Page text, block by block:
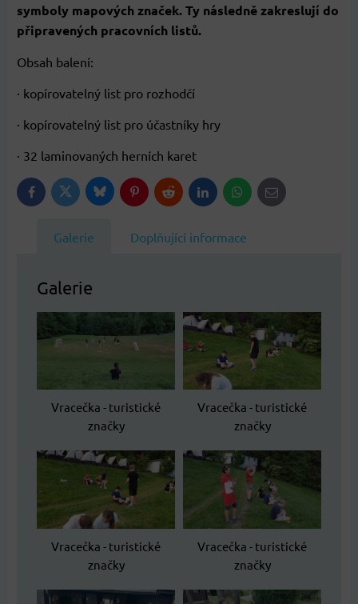
symboly mapových značek. Ty následně zakreslují do
připravených pracovních listů.
Obsah balení:
· kopírovatelný list pro rozhodčí
· kopírovatelný list pro účastníky hry
· 32 laminovaných herních karet
FacebookTwitterBlueskyPinterestReddit LinkedInWhatsApp
E-
mail
Galerie Doplňující informace
Galerie
Vracečka - turistické
značky
Vracečka - turistické
značky
Vracečka - turistické
značky
Vracečka - turistické
značky